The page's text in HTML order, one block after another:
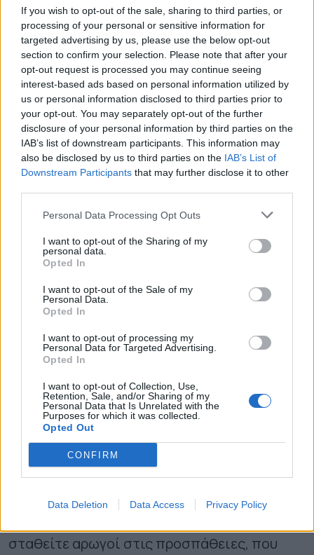
If you wish to opt-out of the sale, sharing to third parties, or
processing of your personal or sensitive information for
targeted advertising by us, please use the below opt-out
section to confirm your selection. Please note that after your
opt-out request is processed you may continue seeing
interest-based ads based on personal information utilized by
us or personal information disclosed to third parties prior to
your opt-out. You may separately opt-out of the further
disclosure of your personal information by third parties on the
IAB’s list of downstream participants. This information may
also be disclosed by us to third parties on the IAB’s List of
Downstream Participants that may further disclose it to other
Personal Data Processing Opt Outs
I want to opt-out of the Sharing of my
personal data.
Opted In
I want to opt-out of the Sale of my
Personal Data.
Opted In
I want to opt-out of processing my
Personal Data for Targeted Advertising.
Opted In
I want to opt-out of Collection, Use,
Retention, Sale, and/or Sharing of my
Personal Data that Is Unrelated with the
Purposes for which it was collected.
Opted Out
CONFIRM
Data Deletion Data Access Privacy Policy
υψηλής ποιότητας σπουδών στη νέα γενιά
των επαγγελματιών υγείας. Η μέχρι σήμερα
πορεία του αποτελεί μία τεράστια
κατάκτηση για όλους μας και δικαιώνει την
πολυετή προσπάθεια και αξιοζήλευτη
συνεργασία εκπαιδευτών και θεσμικών
φορέων για τη διασφάλιση της επιτυχούς
λειτουργίας του.
Αναμφίβολα τα μέτρα και οι αποφάσεις, που
τρέχουσας πανδημίας, επιδεικνύοντας
επιτυχημένα. Η επόμενη ωστόσο ημέρα μας
φέρνει αντιμέτωπους με ένα νέο στοίχημα,
τον επανασχεδιασμό και την ουσιαστική
ενίσχυση της Δημόσιας Υγείας.
Στο πλαίσιο αυτό με δεδομένη την
ευαισθητοποίηση τόσο του Υπουργείου
Υγείας όσο και των συναρμόδιων Υπουργείων
αλλά και την πεποίθηση ότι η στήριξη της
υγείας αποτελεί επένδυση και όχι ένα
σταθείτε αρωγοί στις προσπάθειες, που